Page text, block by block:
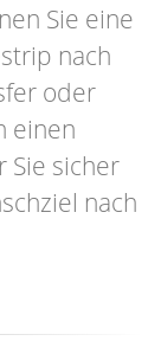
Sie eine
nach
oder
einen
Sie sicher
nach